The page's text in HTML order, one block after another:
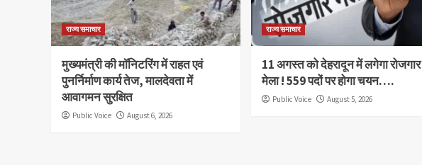
राज्य समाचार
मुख्यमंत्री की मॉनिटरिंग में राहत एवं
पुनर्निर्माण कार्य तेज, मालदेवता में
आवागमन सुरक्षित
Public Voice August 6, 2026
राज्य समाचार
11 अगस्त को देहरादून में लगेगा रोजगार
मेला ! 559 पदों पर होगा चयन….
Public Voice August 5, 2026